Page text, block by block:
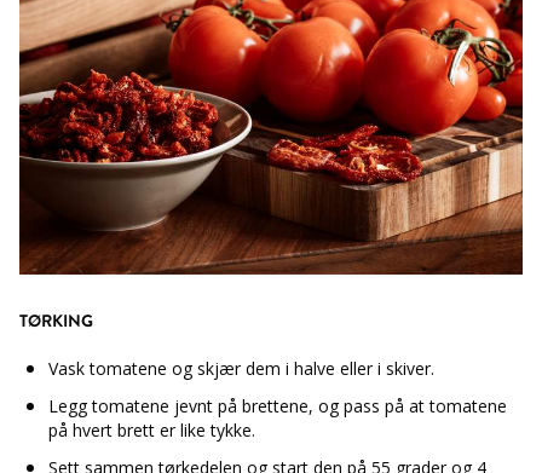
TØRKING
Vask tomatene og skjær dem i halve eller i skiver.
Legg tomatene jevnt på brettene, og pass på at tomatene
på hvert brett er like tykke.
Sett sammen tørkedelen og start den på 55 grader og 4